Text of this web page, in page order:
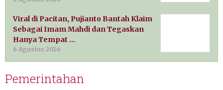
Viral di Pacitan, Pujianto Bantah Klaim
Sebagai Imam Mahdi dan Tegaskan
Hanya Tempat …
6 Agustus 2026
Pemerintahan